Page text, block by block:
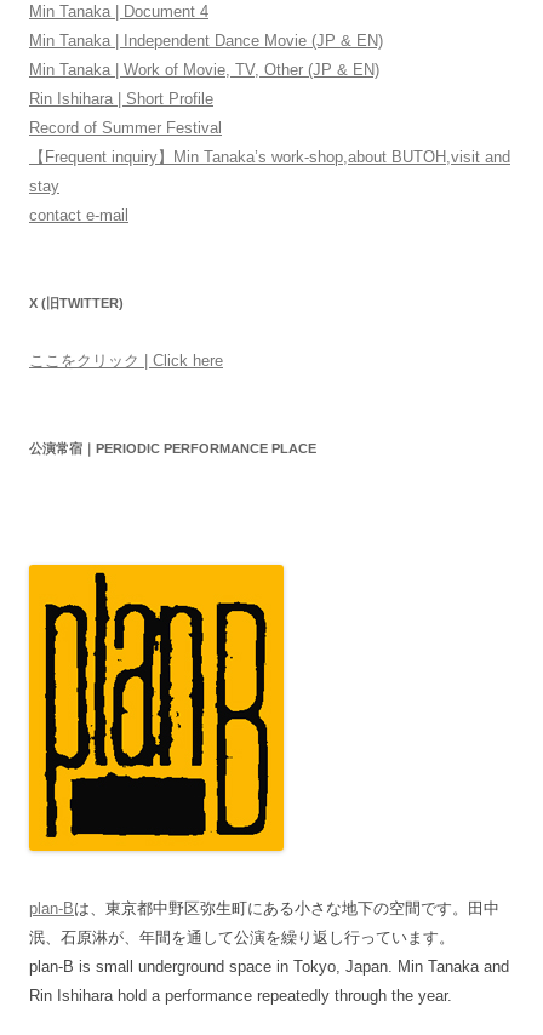
Min Tanaka | Document 4
Min Tanaka | Independent Dance Movie (JP & EN)
Min Tanaka | Work of Movie, TV, Other (JP & EN)
Rin Ishihara | Short Profile
Record of Summer Festival
【Frequent inquiry】Min Tanaka’s work-shop,about BUTOH,visit and
stay
contact e-mail
X (旧TWITTER)
ここをクリック | Click here
公演常宿｜PERIODIC PERFORMANCE PLACE
plan-Bは、東京都中野区弥生町にある小さな地下の空間です。田中
泯、石原淋が、年間を通して公演を繰り返し行っています。
plan-B is small underground space in Tokyo, Japan. Min Tanaka and
Rin Ishihara hold a performance repeatedly through the year.